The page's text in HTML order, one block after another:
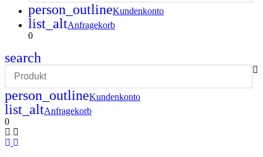
person_outlineKundenkonto
list_altAnfragekorb
0
search
person_outlineKundenkonto
list_altAnfragekorb
0